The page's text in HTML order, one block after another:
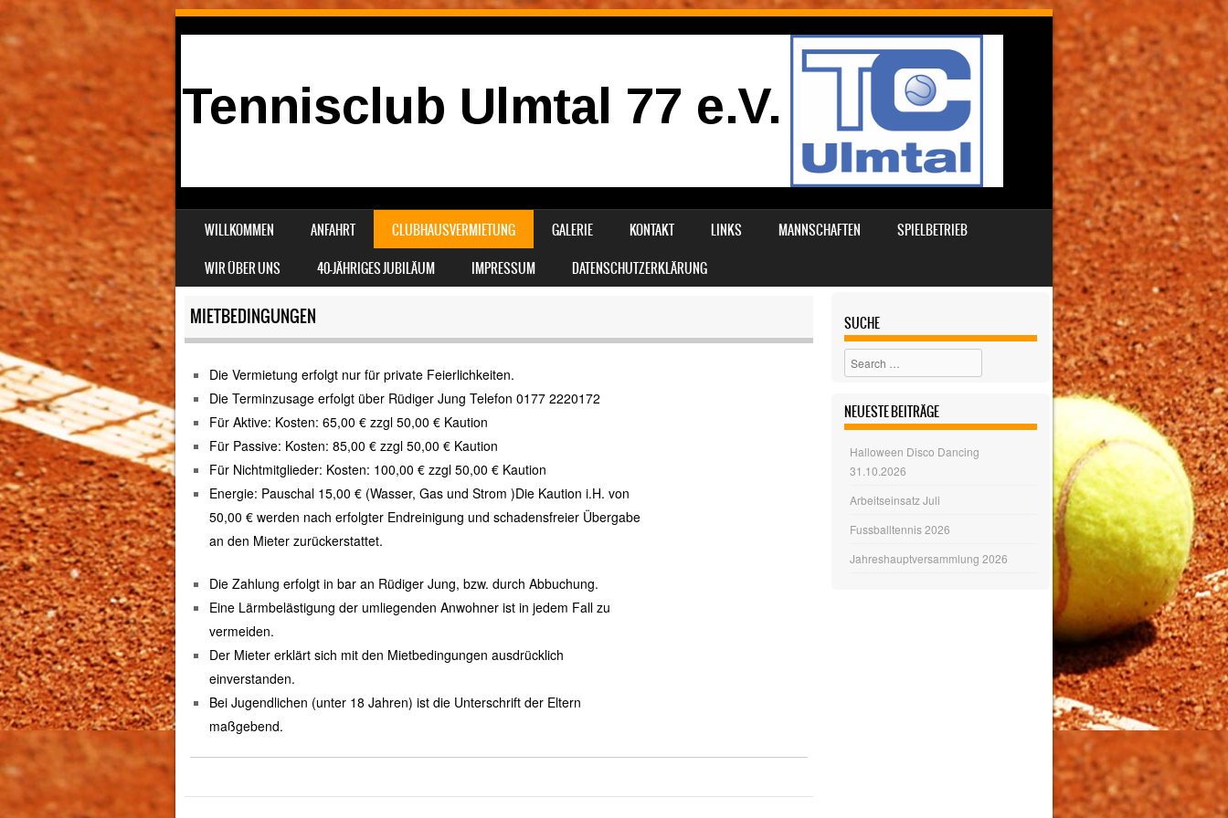
MENU
SKIP TO CONTENT
WILLKOMMEN ANFAHRT CLUBHAUSVERMIETUNG GALERIE KONTAKT LINKS MANNSCHAFTEN
SPIELBETRIEB
WIR ÜBER UNS
40-JÄHRIGES JUBILÄUM IMPRESSUM DATENSCHUTZERKLÄRUNG
MIETBEDINGUNGEN
Die Vermietung erfolgt nur für private Feierlichkeiten.
Die Terminzusage erfolgt über Rüdiger Jung Telefon 0177 2220172
Für Aktive: Kosten: 65,00 € zzgl 50,00 € Kaution
Für Passive: Kosten: 85,00 € zzgl 50,00 € Kaution
Für Nichtmitglieder: Kosten: 100,00 € zzgl 50,00 € Kaution
Energie: Pauschal 15,00 € (Wasser, Gas und Strom )Die Kaution i.H. von
50,00 € werden nach erfolgter Endreinigung und schadensfreier Übergabe
an den Mieter zurückerstattet.
Die Zahlung erfolgt in bar an Rüdiger Jung, bzw. durch Abbuchung.
Eine Lärmbelästigung der umliegenden Anwohner ist in jedem Fall zu
vermeiden.
Der Mieter erklärt sich mit den Mietbedingungen ausdrücklich
einverstanden.
Bei Jugendlichen (unter 18 Jahren) ist die Unterschrift der Eltern
maßgebend.
SUCHE
Search
NEUESTE BEITRÄGE
Halloween Disco Dancing
31.10.2026
Arbeitseinsatz Juli
Fussballtennis 2026
Jahreshauptversammlung 2026